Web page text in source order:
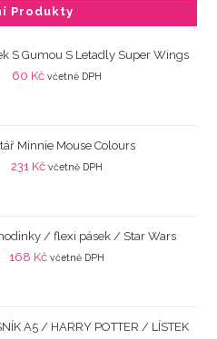
Produkty
S Gumou S Letadly Super Wings
60 Kč včetně DPH
Minnie Mouse Colours
231 Kč včetně DPH
/ flexi pásek / Star Wars
168 Kč včetně DPH
A5 / HARRY POTTER / LÍSTEK